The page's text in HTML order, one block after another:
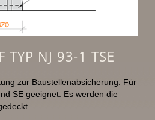
TYP NJ 93-1 TSE
zur Baustellenabsicherung. Für
SE geeignet. Es werden die